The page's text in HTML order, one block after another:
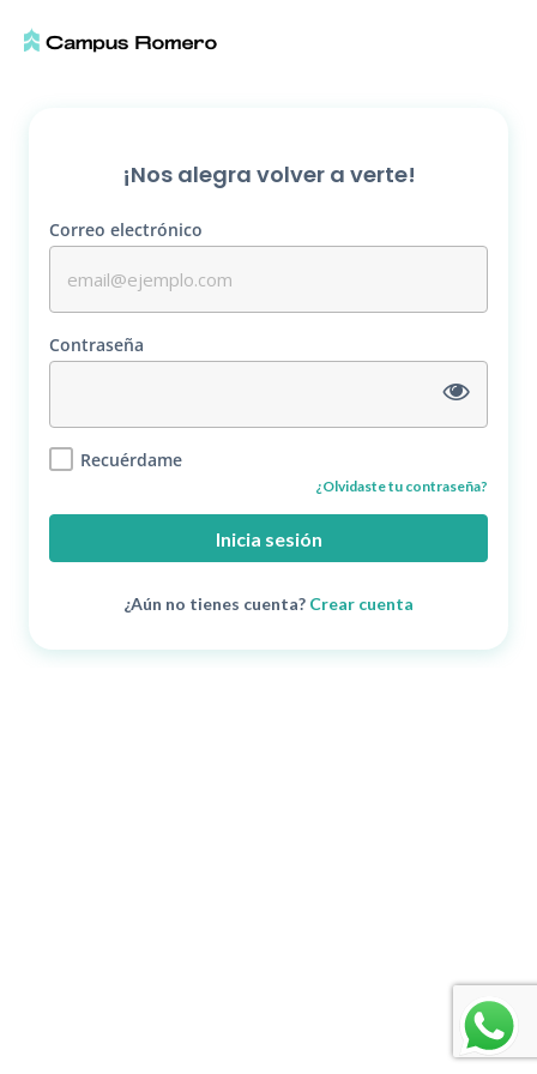
¡Nos alegra volver a verte!
Correo electrónico
Contraseña
Recuérdame
¿Olvidaste tu contraseña?
Inicia sesión
¿Aún no tienes cuenta? Crear cuenta